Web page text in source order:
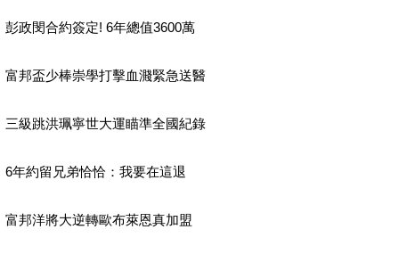
彭政閔合約簽定! 6年總值3600萬
富邦盃少棒崇學打擊血濺緊急送醫
三級跳洪珮寧世大運瞄準全國紀錄
6年約留兄弟恰恰：我要在這退
富邦洋將大逆轉歐布萊恩真加盟